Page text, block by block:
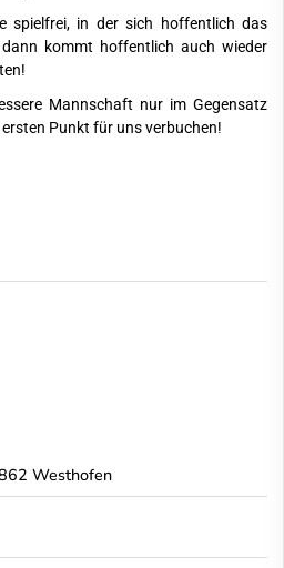
spielfrei, in der sich hoffentlich das
kommt hoffentlich auch wieder
Mannschaft nur im Gegensatz
Punkt für uns verbuchen!
Westhofen